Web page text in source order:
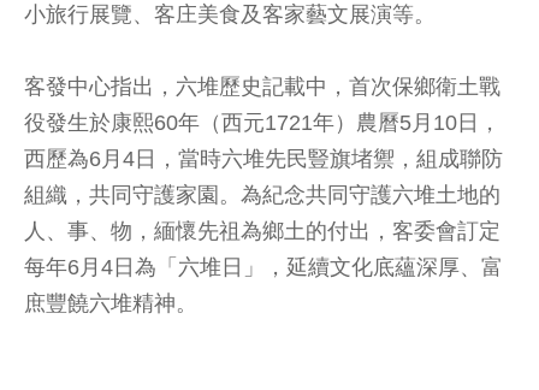
小旅行展覽、客庄美食及客家藝文展演等。
客發中心指出，六堆歷史記載中，首次保鄉衛土戰
役發生於康熙60年（西元1721年）農曆5月10日，
西歷為6月4日，當時六堆先民豎旗堵禦，組成聯防
組織，共同守護家園。為紀念共同守護六堆土地的
人、事、物，緬懷先祖為鄉土的付出，客委會訂定
每年6月4日為「六堆日」，延續文化底蘊深厚、富
庶豐饒六堆精神。